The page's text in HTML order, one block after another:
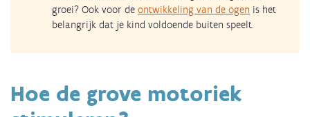
groei? Ook voor de ontwikkeling van de ogen is het
belangrijk dat je kind voldoende buiten speelt.
Hoe de grove motoriek